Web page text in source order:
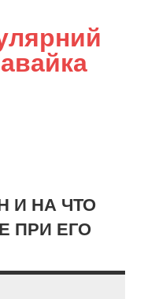
И НА ЧТО
ПРИ ЕГО